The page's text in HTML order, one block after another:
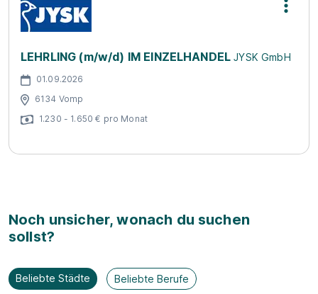
LEHRLING (m/w/d) IM EINZELHANDELJYSK GmbH
01.09.2026
6134 Vomp
1.230 - 1.650 € pro Monat
Noch unsicher, wonach du suchen
sollst?
Beliebte Städte Beliebte Berufe